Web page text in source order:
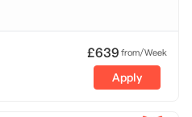
£639from/Week
Apply